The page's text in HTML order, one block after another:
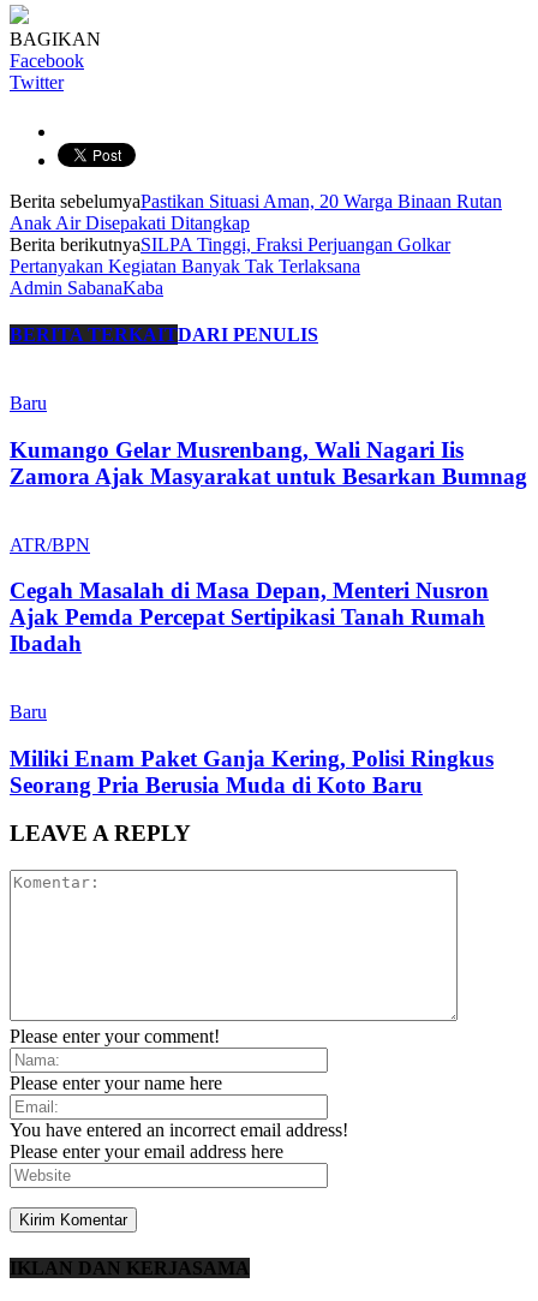
BAGIKAN
Facebook
Twitter
Berita sebelumyaPastikan Situasi Aman, 20 Warga Binaan Rutan
Anak Air Disepakati Ditangkap
Berita berikutnyaSILPA Tinggi, Fraksi Perjuangan Golkar
Pertanyakan Kegiatan Banyak Tak Terlaksana
Admin SabanaKaba
BERITA TERKAITDARI PENULIS
Baru
Kumango Gelar Musrenbang, Wali Nagari Iis
Zamora Ajak Masyarakat untuk Besarkan Bumnag
ATR/BPN
Cegah Masalah di Masa Depan, Menteri Nusron
Ajak Pemda Percepat Sertipikasi Tanah Rumah
Ibadah
Baru
Miliki Enam Paket Ganja Kering, Polisi Ringkus
Seorang Pria Berusia Muda di Koto Baru
LEAVE A REPLY
Please enter your comment!
Please enter your name here
You have entered an incorrect email address!
Please enter your email address here
IKLAN DAN KERJASAMA